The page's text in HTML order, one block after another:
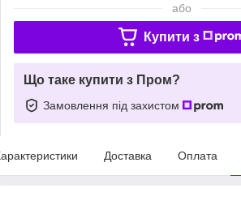
або
Купити з
Що таке купити з Пром?
Замовлення під захистом
Доставка Оплата